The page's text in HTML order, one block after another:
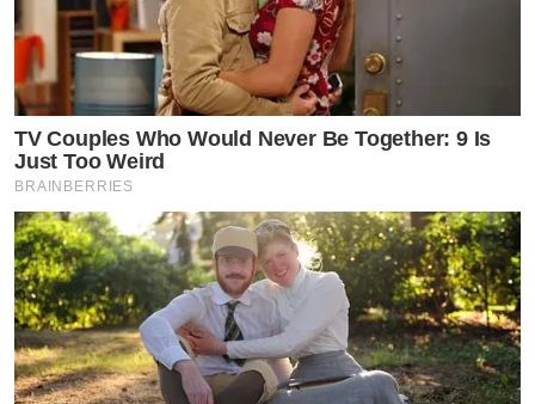
TV Couples Who Would Never Be Together: 9 Is
Just Too Weird
BRAINBERRIES